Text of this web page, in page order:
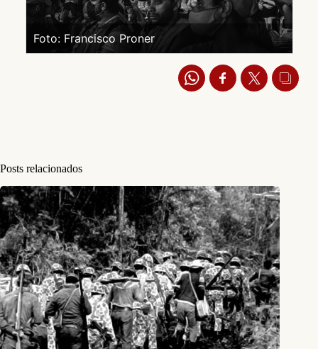
Foto: Francisco Proner
Posts relacionados